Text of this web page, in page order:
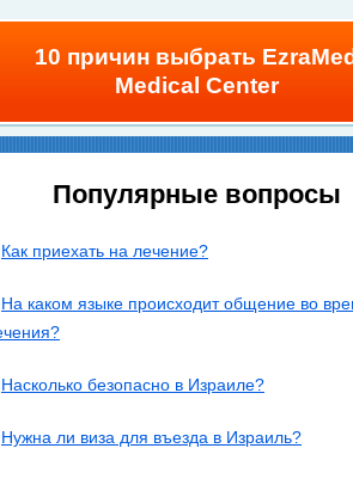
10 причин выбрать EzraMed
Medical Center
Популярные вопросы
Как приехать на лечение?
На каком языке происходит общение во
Насколько безопасно в Израиле?
Нужна ли виза для въезда в Израиль?